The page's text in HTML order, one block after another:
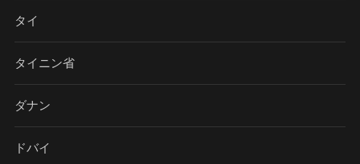
タイ
タイニン省
ダナン
ドバイ